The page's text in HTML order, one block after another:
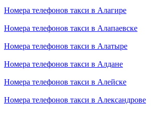
Номера телефонов такси в Алагире
Номера телефонов такси в Алапаевске
Номера телефонов такси в Алатыре
Номера телефонов такси в Алдане
Номера телефонов такси в Алейске
Номера телефонов такси в Александрове